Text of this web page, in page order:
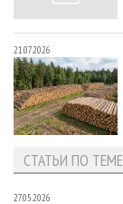
21.07.2026
СТАТЬИ ПО ТЕМЕ
27.05.2026